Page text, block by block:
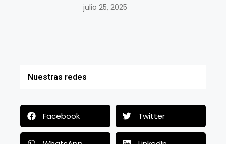
julio 25, 2025
Nuestras redes
Facebook Twitter